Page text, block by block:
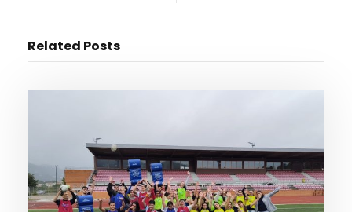
Related Posts